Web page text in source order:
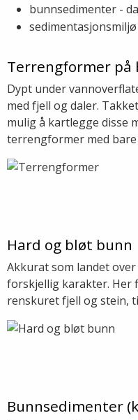
bunnsedimenter -
sedimentasjonsmiljø
Terrengformer på
Dypt under
med fjell og daler.
mulig å kartlegge disse
terrengformer med
Hard og bløt bunn
Akkurat som landet
forskjellig karakter. Her
renskuret fjell og stein,
Bunnsedimenter